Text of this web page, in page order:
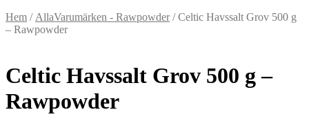
Hem / AllaVarumärken - Rawpowder/ Celtic Havssalt Grov 500 g
– Rawpowder
Celtic Havssalt Grov 500 g –
Rawpowder